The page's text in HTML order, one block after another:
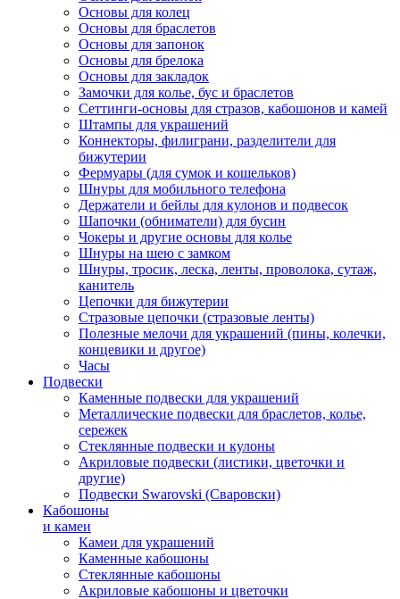
Основы для колец
Основы для браслетов
Основы для запонок
Основы для брелока
Основы для закладок
Замочки для колье, бус и браслетов
Сеттинги-основы для стразов, кабошонов и камей
Штампы для украшений
Коннекторы, филиграни, разделители для
бижутерии
Фермуары (для сумок и кошельков)
Шнуры для мобильного телефона
Держатели и бейлы для кулонов и подвесок
Шапочки (обниматели) для бусин
Чокеры и другие основы для колье
Шнуры на шею с замком
Шнуры, тросик, леска, ленты, проволока, сутаж,
канитель
Цепочки для бижутерии
Стразовые цепочки (стразовые ленты)
Полезные мелочи для украшений (пины, колечки,
концевики и другое)
Часы
Подвески
Каменные подвески для украшений
Металлические подвески для браслетов, колье,
сережек
Стеклянные подвески и кулоны
Акриловые подвески (листики, цветочки и
другие)
Подвески Swarovski (Сваровски)
Кабошоны
и камеи
Камеи для украшений
Каменные кабошоны
Стеклянные кабошоны
Акриловые кабошоны и цветочки